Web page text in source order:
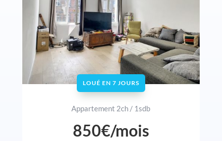
LOUÉ EN 7 JOURS
Appartement 2ch / 1sdb
850€/mois